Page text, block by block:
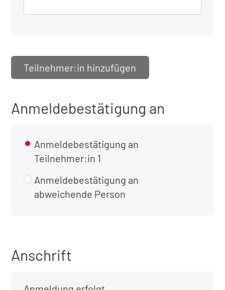
Teilnehmer:in hinzufügen
Anmeldebestätigung an
Anmeldebestätigung an
Teilnehmer:in 1
Anmeldebestätigung an
abweichende Person
Anschrift